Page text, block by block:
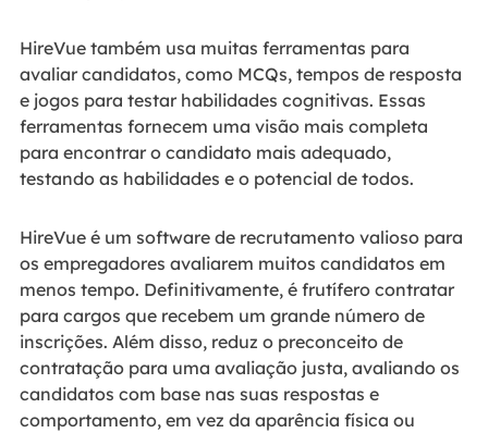
HireVue também usa muitas ferramentas para
avaliar candidatos, como MCQs, tempos de resposta
e jogos para testar habilidades cognitivas. Essas
ferramentas fornecem uma visão mais completa
para encontrar o candidato mais adequado,
testando as habilidades e o potencial de todos.
HireVue é um software de recrutamento valioso para
os empregadores avaliarem muitos candidatos em
menos tempo. Definitivamente, é frutífero contratar
para cargos que recebem um grande número de
inscrições. Além disso, reduz o preconceito de
contratação para uma avaliação justa, avaliando os
candidatos com base nas suas respostas e
comportamento, em vez da aparência física ou